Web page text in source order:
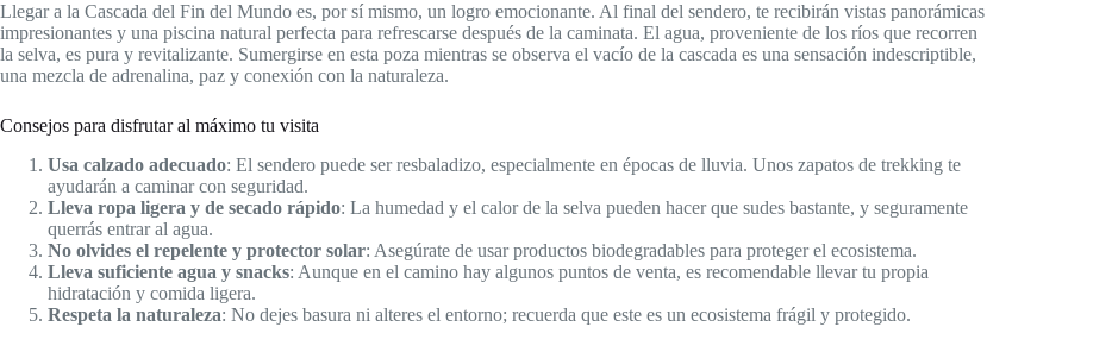
Llegar a la Cascada del Fin del Mundo es, por sí mismo, un logro emocionante. Al final del sendero, te recibirán vistas panorámicas
impresionantes y una piscina natural perfecta para refrescarse después de la caminata. El agua, proveniente de los ríos que recorren
la selva, es pura y revitalizante. Sumergirse en esta poza mientras se observa el vacío de la cascada es una sensación indescriptible,
una mezcla de adrenalina, paz y conexión con la naturaleza.
Consejos para disfrutar al máximo tu visita
Usa calzado adecuado: El sendero puede ser resbaladizo, especialmente en épocas de lluvia. Unos zapatos de trekking te
ayudarán a caminar con seguridad.
Lleva ropa ligera y de secado rápido: La humedad y el calor de la selva pueden hacer que sudes bastante, y seguramente
querrás entrar al agua.
No olvides el repelente y protector solar: Asegúrate de usar productos biodegradables para proteger el ecosistema.
Lleva suficiente agua y snacks: Aunque en el camino hay algunos puntos de venta, es recomendable llevar tu propia
hidratación y comida ligera.
Respeta la naturaleza: No dejes basura ni alteres el entorno; recuerda que este es un ecosistema frágil y protegido.